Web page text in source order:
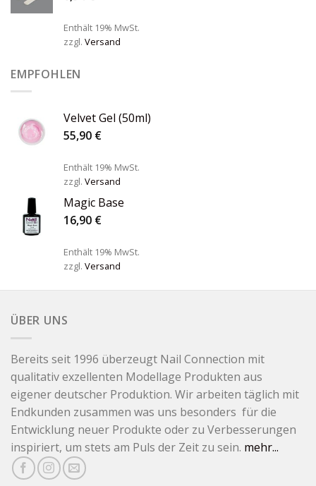
Enthält 19% MwSt.
zzgl. Versand
EMPFOHLEN
Velvet Gel (50ml)
55,90 €
Enthält 19% MwSt.
zzgl. Versand
Magic Base
16,90 €
Enthält 19% MwSt.
zzgl. Versand
ÜBER UNS
Bereits seit 1996 überzeugt Nail Connection mit
qualitativ exzellenten Modellage Produkten aus
eigener deutscher Produktion. Wir arbeiten täglich mit
Endkunden zusammen was uns besonders für die
Entwicklung neuer Produkte oder zu Verbesserungen
inspiriert, um stets am Puls der Zeit zu sein. mehr...